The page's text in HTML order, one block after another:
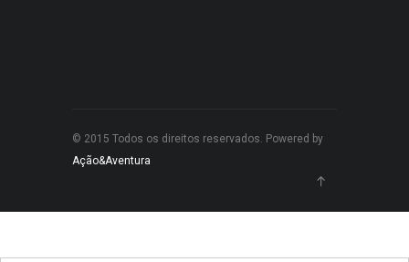
© 2015 Todos os direitos reservados. Powered by
Ação&Aventura